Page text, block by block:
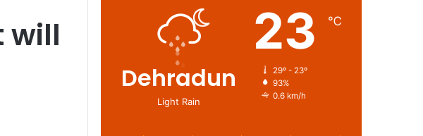
will
Dehradun
Light Rain
23 ℃
29º - 23º
93%
0.6 km/h